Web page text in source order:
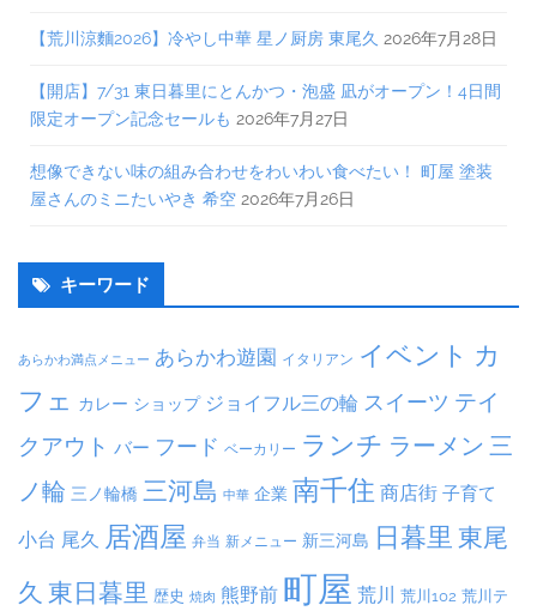
【荒川涼麵2026】冷やし中華 星ノ厨房 東尾久 2026年7月28日
【開店】7/31 東日暮里にとんかつ・泡盛 凪がオープン！4日間
限定オープン記念セールも 2026年7月27日
想像できない味の組み合わせをわいわい食べたい！ 町屋 塗装
屋さんのミニたいやき 希空 2026年7月26日
キーワード
あらかわ満点メニュー あらかわ遊園 イタリアン イベント カ
フェ カレー ショップ ジョイフル三の輪 スイーツ テイ
クアウト バー フード ベーカリー ランチ ラーメン 三
ノ輪 三ノ輪橋 三河島 中華 企業 南千住 商店街 子育て
小台 尾久 居酒屋 弁当 新メニュー 新三河島 日暮里 東尾
久 東日暮里 歴史 焼肉 熊野前 町屋 荒川 荒川102 荒川テ